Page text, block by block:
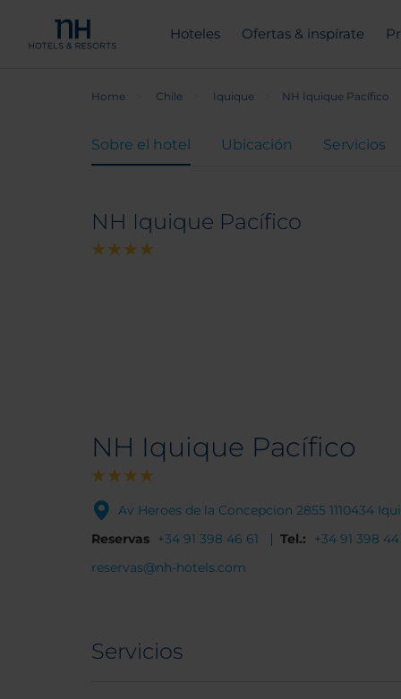
Hoteles Ofertas & inspírate
Home Chile Iquique NH Iquique Pacífico
Sobre el hotel Ubicación Servicios
NH Iquique Pacífico
NH Iquique Pacífico
Av Heroes de la Concepcion 2855 1110434
Reservas +34 91 398 46 61 Tel.:
+34 91 398
reservas@nh-hotels.com
Servicios